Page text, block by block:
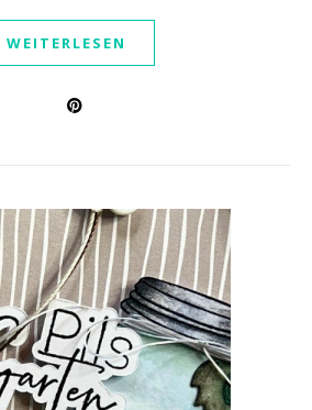
WEITERLESEN